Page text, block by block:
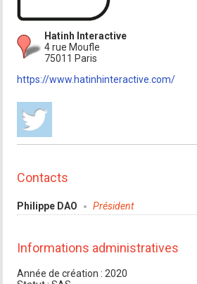
Hatinh Interactive
4 rue Moufle
75011 Paris
https://www.hatinhinteractive.com/
Contacts
Philippe DAO Président
Informations administratives
Année de création : 2020